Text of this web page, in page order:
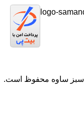
سبز ساوه محفوظ است.